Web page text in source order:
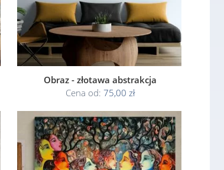
Obraz - złotawa abstrakcja
Cena od: 75,00 zł